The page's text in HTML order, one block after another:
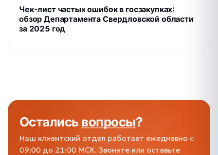
Чек-лист частых ошибок в госзакупках:
обзор Департамента Свердловской области
за 2025 год
Осталисьвопросы?
Наш клиентский отдел работает ежедневно с
09:00 до 21:00 МСК. Звоните или оставьте